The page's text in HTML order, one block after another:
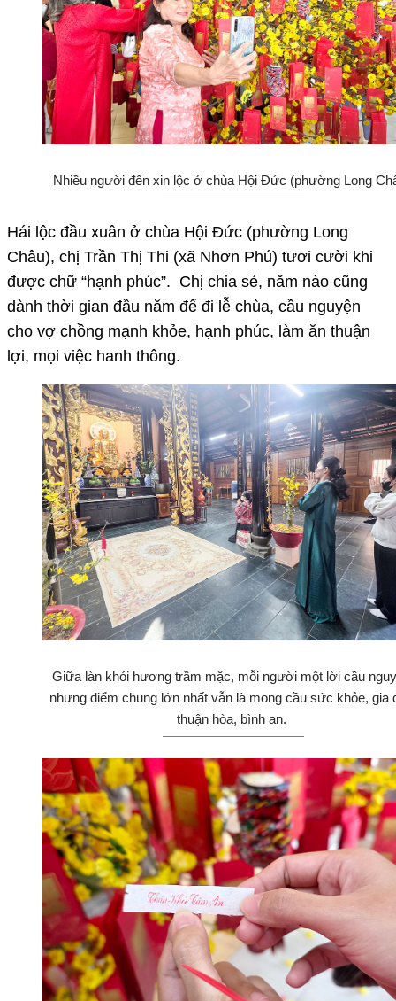
Nhiều người đến xin lộc ở chùa Hội Đức (phường Long
Hái lộc đầu xuân ở chùa Hội Đức (phường Long
Châu), chị Trần Thị Thi (xã Nhơn Phú) tươi cười khi
được chữ “hạnh phúc”. Chị chia sẻ, năm nào cũng
dành thời gian đầu năm để đi lễ chùa, cầu nguyện
cho vợ chồng mạnh khỏe, hạnh phúc, làm ăn thuận
lợi, mọi việc hanh thông.
Giữa làn khói hương trầm mặc, mỗi người một lời cầu
nhưng điểm chung lớn nhất vẫn là mong cầu sức khỏe, gia
thuận hòa, bình an.